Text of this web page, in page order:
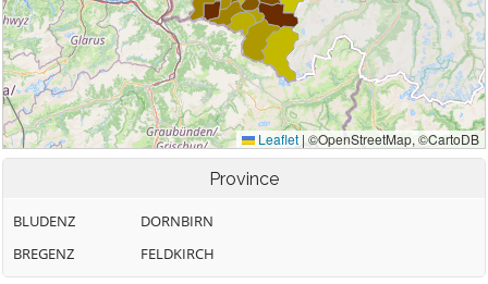
Province
BLUDENZ
BREGENZ
DORNBIRN
FELDKIRCH